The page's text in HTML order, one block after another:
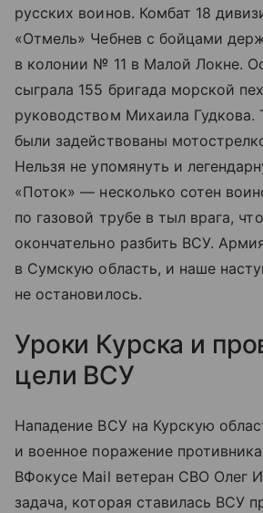
русских воинов. Комбат 18
«Отмель» Чебнев с бойцами
в колонии № 11 в Малой Локне.
сыграла 155 бригада морской
руководством Михаила Гудкова.
были задействованы
Нельзя не упомянуть и
«Поток» — несколько сотен
по газовой трубе в тыл врага,
окончательно разбить ВСУ.
в Сумскую область, и наше
не остановилось.
Уроки Курска и
цели ВСУ
Нападение ВСУ на Курскую
и военное поражение
ВФокусе Mail ветеран СВО Олег
задача, которая ставилась ВСУ